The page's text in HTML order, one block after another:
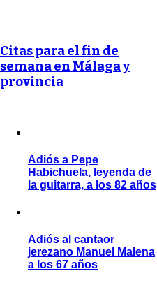
Citas para el fin de
semana en Málaga y
provincia
Adiós a Pepe
Habichuela, leyenda de
la guitarra, a los 82 años
Adiós al cantaor
jerezano Manuel Malena
a los 67 años